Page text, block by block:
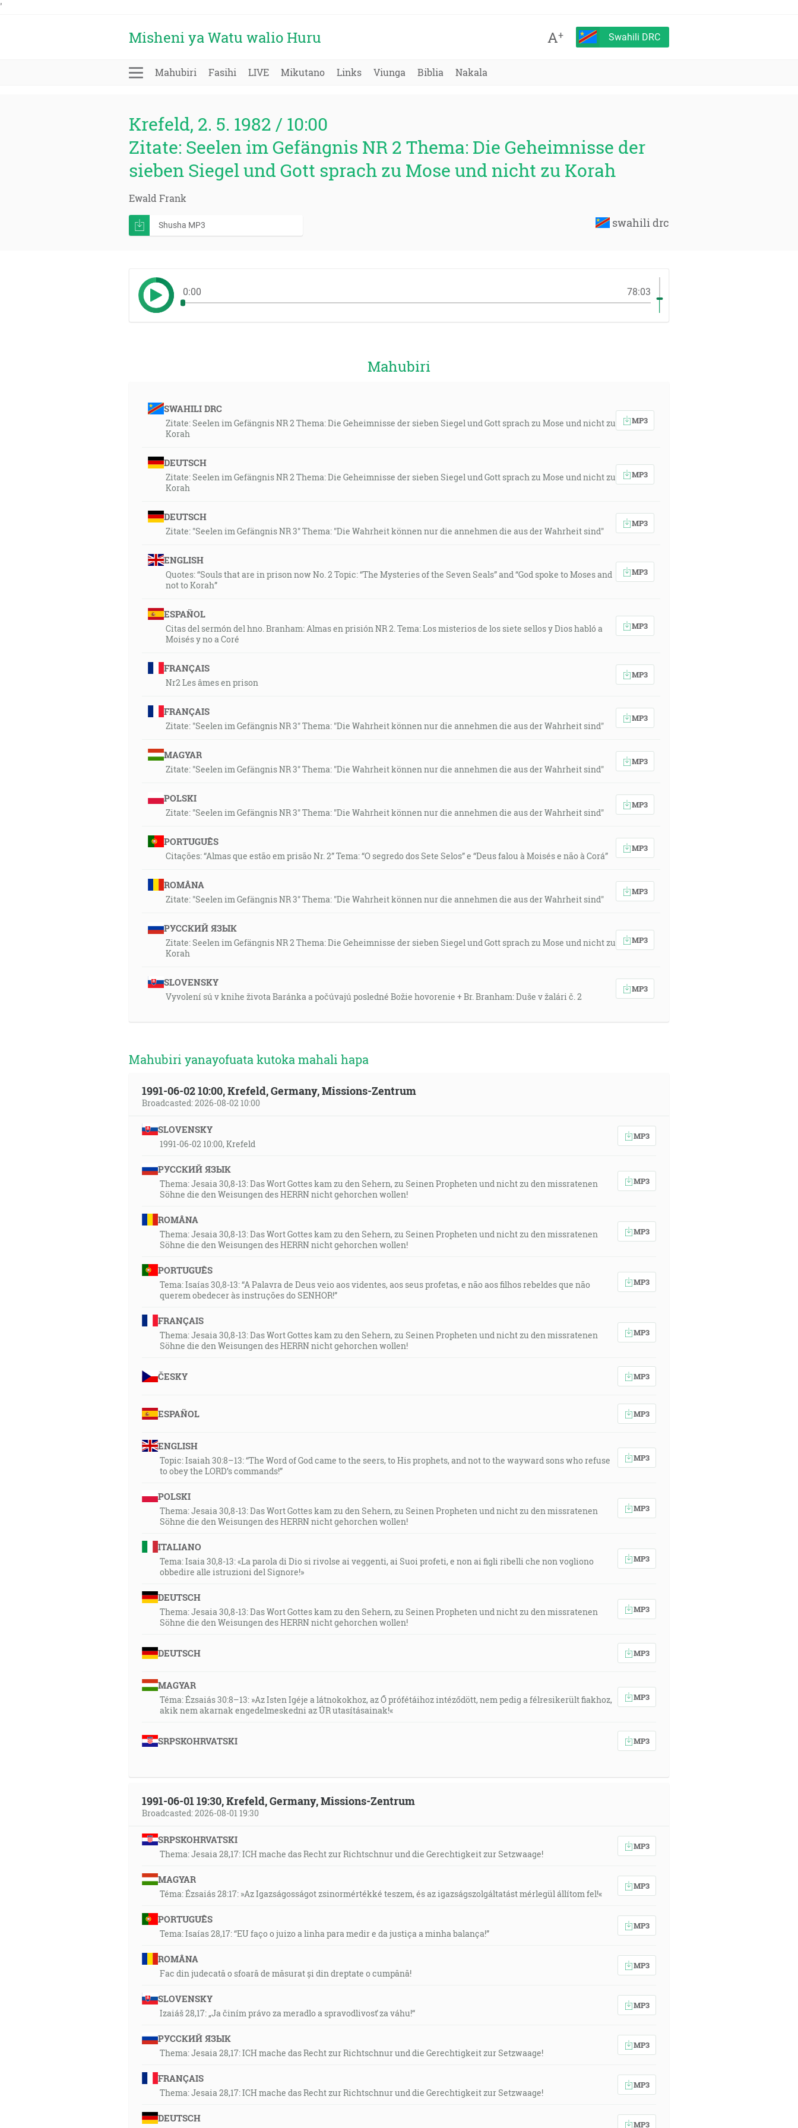
'
Misheni ya Watu walio Huru A+ Swahili DRC
Mahubiri Fasihi LIVE Mikutano Links Viunga Biblia Nakala
Krefeld, 2. 5. 1982 / 10:00
Zitate: Seelen im Gefängnis NR 2 Thema: Die Geheimnisse der
sieben Siegel und Gott sprach zu Mose und nicht zu Korah
Ewald Frank
swahili drc
Shusha MP3
0:00 78:03
Mahubiri
SWAHILI DRC
Zitate: Seelen im Gefängnis NR 2 Thema: Die Geheimnisse der sieben Siegel und Gott sprach zu Mose und nicht zu
Korah
MP3
DEUTSCH
Zitate: Seelen im Gefängnis NR 2 Thema: Die Geheimnisse der sieben Siegel und Gott sprach zu Mose und nicht zu
Korah
MP3
DEUTSCH
Zitate: "Seelen im Gefängnis NR 3" Thema: "Die Wahrheit können nur die annehmen die aus der Wahrheit sind"
MP3
ENGLISH
Quotes: “Souls that are in prison now No. 2 Topic: “The Mysteries of the Seven Seals” and “God spoke to Moses and
not to Korah”
MP3
ESPAÑOL
Citas del sermón del hno. Branham: Almas en prisión NR 2. Tema: Los misterios de los siete sellos y Dios habló a
Moisés y no a Coré
MP3
FRANÇAIS
Nr2 Les âmes en prison
MP3
FRANÇAIS
Zitate: "Seelen im Gefängnis NR 3" Thema: "Die Wahrheit können nur die annehmen die aus der Wahrheit sind"
MP3
MAGYAR
Zitate: "Seelen im Gefängnis NR 3" Thema: "Die Wahrheit können nur die annehmen die aus der Wahrheit sind"
MP3
POLSKI
Zitate: "Seelen im Gefängnis NR 3" Thema: "Die Wahrheit können nur die annehmen die aus der Wahrheit sind"
MP3
PORTUGUÊS
Citações: “Almas que estão em prisão Nr. 2” Tema: “O segredo dos Sete Selos” e “Deus falou à Moisés e não à Corá”
MP3
ROMÂNA
Zitate: "Seelen im Gefängnis NR 3" Thema: "Die Wahrheit können nur die annehmen die aus der Wahrheit sind"
MP3
РУССКИЙ ЯЗЫК
Zitate: Seelen im Gefängnis NR 2 Thema: Die Geheimnisse der sieben Siegel und Gott sprach zu Mose und nicht zu
Korah
MP3
SLOVENSKY
Vyvolení sú v knihe života Baránka a počúvajú posledné Božie hovorenie + Br. Branham: Duše v žalári č. 2
MP3
Mahubiri yanayofuata kutoka mahali hapa
1991-06-02 10:00, Krefeld, Germany, Missions-Zentrum
Broadcasted: 2026-08-02 10:00
SLOVENSKY
1991-06-02 10:00, Krefeld
MP3
РУССКИЙ ЯЗЫК
Thema: Jesaia 30,8-13: Das Wort Gottes kam zu den Sehern, zu Seinen Propheten und nicht zu den missratenen
Söhne die den Weisungen des HERRN nicht gehorchen wollen!
MP3
ROMÂNA
Thema: Jesaia 30,8-13: Das Wort Gottes kam zu den Sehern, zu Seinen Propheten und nicht zu den missratenen
Söhne die den Weisungen des HERRN nicht gehorchen wollen!
MP3
PORTUGUÊS
Tema: Isaías 30,8-13: “A Palavra de Deus veio aos videntes, aos seus profetas, e não aos filhos rebeldes que não
querem obedecer às instruções do SENHOR!”
MP3
FRANÇAIS
Thema: Jesaia 30,8-13: Das Wort Gottes kam zu den Sehern, zu Seinen Propheten und nicht zu den missratenen
Söhne die den Weisungen des HERRN nicht gehorchen wollen!
MP3
ČESKY MP3
ESPAÑOL MP3
ENGLISH
Topic: Isaiah 30:8–13: “The Word of God came to the seers, to His prophets, and not to the wayward sons who refuse
to obey the LORD’s commands!”
MP3
POLSKI
Thema: Jesaia 30,8-13: Das Wort Gottes kam zu den Sehern, zu Seinen Propheten und nicht zu den missratenen
Söhne die den Weisungen des HERRN nicht gehorchen wollen!
MP3
ITALIANO
Tema: Isaia 30,8-13: «La parola di Dio si rivolse ai veggenti, ai Suoi profeti, e non ai figli ribelli che non vogliono
obbedire alle istruzioni del Signore!»
MP3
DEUTSCH
Thema: Jesaia 30,8-13: Das Wort Gottes kam zu den Sehern, zu Seinen Propheten und nicht zu den missratenen
Söhne die den Weisungen des HERRN nicht gehorchen wollen!
MP3
DEUTSCH MP3
MAGYAR
Téma: Ézsaiás 30:8–13: »Az Isten Igéje a látnokokhoz, az Ő prófétáihoz intéződött, nem pedig a félresikerült fiakhoz,
akik nem akarnak engedelmeskedni az ÚR utasításainak!«
MP3
SRPSKOHRVATSKI MP3
1991-06-01 19:30, Krefeld, Germany, Missions-Zentrum
Broadcasted: 2026-08-01 19:30
SRPSKOHRVATSKI
Thema: Jesaia 28,17: ICH mache das Recht zur Richtschnur und die Gerechtigkeit zur Setzwaage!
MP3
MAGYAR
Téma: Ézsaiás 28:17: »Az Igazságosságot zsinormértékké teszem, és az igazságszolgáltatást mérlegül állítom fel!«
MP3
PORTUGUÊS
Tema: Isaías 28,17: “EU faço o juizo a linha para medir e da justiça a minha balança!”
MP3
ROMÂNA
Fac din judecată o sfoară de măsurat și din dreptate o cumpănă!
MP3
SLOVENSKY
Izaiáš 28,17: „Ja činím právo za meradlo a spravodlivosť za váhu!“
MP3
РУССКИЙ ЯЗЫК
Thema: Jesaia 28,17: ICH mache das Recht zur Richtschnur und die Gerechtigkeit zur Setzwaage!
MP3
FRANÇAIS
Thema: Jesaia 28,17: ICH mache das Recht zur Richtschnur und die Gerechtigkeit zur Setzwaage!
MP3
DEUTSCH
MP3